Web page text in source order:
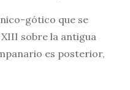
gótico que se
sobre la antigua
es posterior,